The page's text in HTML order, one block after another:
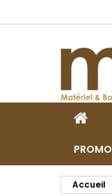
Accueil